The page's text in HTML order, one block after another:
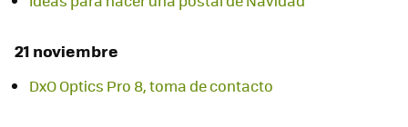
21 noviembre
DxO Optics Pro 8, toma de contacto